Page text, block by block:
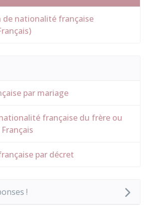
de nationalité française
par mariage
française du frère ou
par décret
!